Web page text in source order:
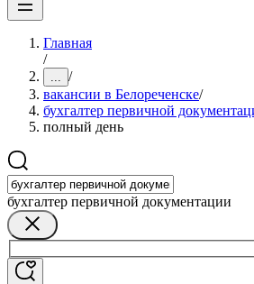
Главная
/
... /
вакансии в Белореченске/
бухгалтер первичной
полный день
бухгалтер первичной документации